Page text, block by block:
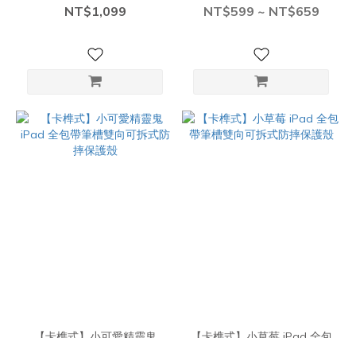
NT$1,099 NT$599 ~ NT$659